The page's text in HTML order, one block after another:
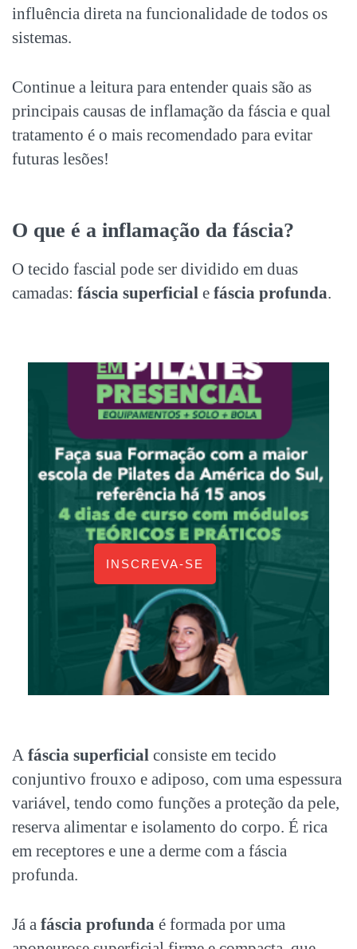
influência direta na funcionalidade de todos os
sistemas.
Continue a leitura para entender quais são as
principais causas de inflamação da fáscia e qual
tratamento é o mais recomendado para evitar
futuras lesões!
O que é a inflamação da fáscia?
O tecido fascial pode ser dividido em duas
camadas: fáscia superficial e fáscia profunda.
INSCREVA-SE
A fáscia superficial consiste em tecido
conjuntivo frouxo e adiposo, com uma espessura
variável, tendo como funções a proteção da pele,
reserva alimentar e isolamento do corpo. É rica
em receptores e une a derme com a fáscia
profunda.
Já a fáscia profunda é formada por uma